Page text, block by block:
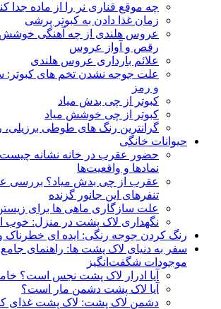
چه موقع قناری نر را از ماده جدا
زمان غذا دادن به کبوتر پرشی
عروس هلندی از چه آهنگی خوشش
رقص و آواز عروس
علائم بارداری عروس هلندی
علت جوجه نشدن تخم های کبوتر:
و رمز
کبوتر از چی بدش میاد
کبوتر از چی خوشش میاد
گرانترین رنگ های طوطی
حیوانات خانگی
حضور عقرب در خانه نشانه
نمادها و واقعیت‌ها
عقرب از چی بدش میاد؟ بررسی
تنفرهای این جانور گزنده
علت سازگاری ماهی ها برای
نگهداری لاک پشت در منزل: خوب
رنگ کردن جوجه رنگی: ایده ای خطرناک
سفر به دنیای لاک پشت ها: راهنمای جامع
موجودات شگفت‌انگیز
آیا ادرار لاک پشت نجس است؟
آیا لاک پشت دشمن مار است؟
دشمن لاک پشت: لاک پشت غذای